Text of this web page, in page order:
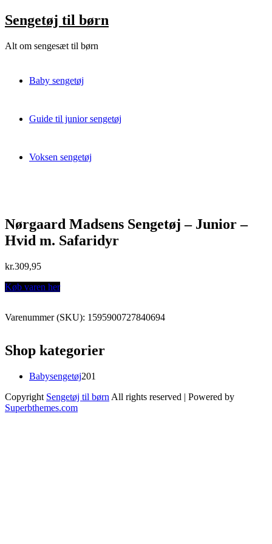
Skip
to
Sengetøj til børn
Alt om sengesæt til børn
Baby sengetøj
Guide til junior sengetøj
Voksen sengetøj
Nørgaard Madsens Sengetøj – Junior –
Hvid m. Safaridyr
kr.309,95
Køb varen her
Varenummer (SKU): 1595900727840694
Shop kategorier
Babysengetøj201
Copyright Sengetøj til børn All rights reserved | Powered by
Superbthemes.com